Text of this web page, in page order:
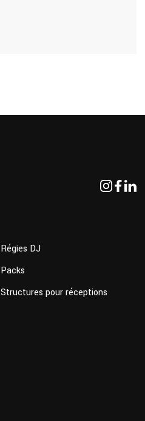
Régies DJ
Packs
Structures pour réceptions